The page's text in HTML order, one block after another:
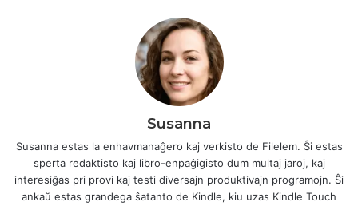
Susanna
Susanna estas la enhavmanaĝero kaj verkisto de Filelem. Ŝi estas
sperta redaktisto kaj libro-enpaĝigisto dum multaj jaroj, kaj
interesiĝas pri provi kaj testi diversajn produktivajn programojn. Ŝi
ankaŭ estas grandega ŝatanto de Kindle, kiu uzas Kindle Touch